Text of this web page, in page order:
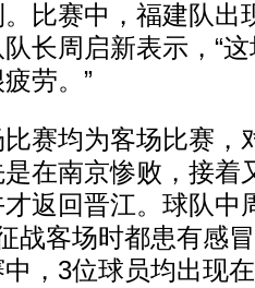
比赛中，福建队出
长周启新表示，“
劳。”
均为客场比赛，
在南京惨败，接着
返回晋江。球队中
战客场时都患有感
，3位球员均出现